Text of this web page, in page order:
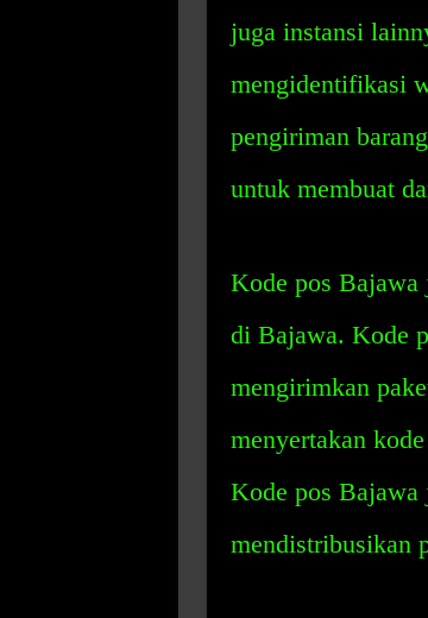
juga instansi
mengidentifikasi
pengiriman
untuk membuat
Kode pos Bajawa
di Bajawa. Kode
mengirimkan
menyertakan
Kode pos Bajawa
mendistribusikan